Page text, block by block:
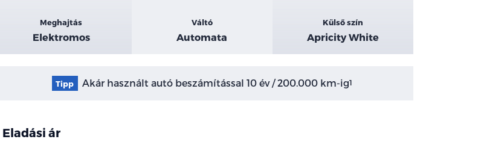
Meghajtás
Elektromos
Váltó
Automata
Külső szín
Apricity White
Tipp Akár használt autó beszámítással 10 év / 200.000 km-ig1
Eladási ár